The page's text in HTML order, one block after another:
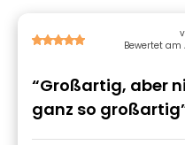
Bewertet
“Großartig, aber
ganz so